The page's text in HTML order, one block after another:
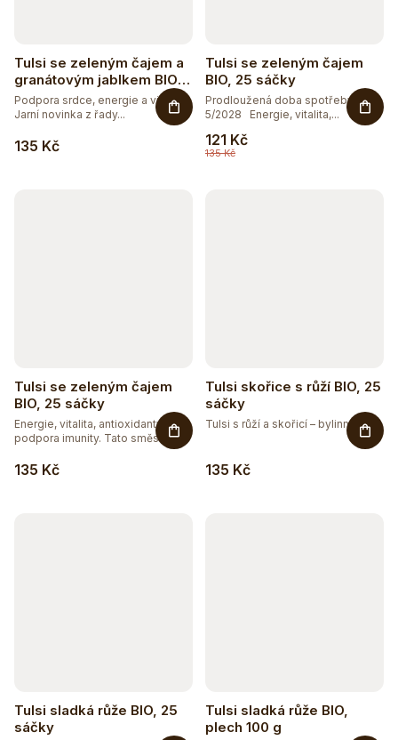
Tulsi se zeleným čajem a
granátovým jablkem BIO,
25 sáčky
135 Kč
Podpora srdce, energie a vitality.
Jarní novinka z řady...
Tulsi se zeleným čajem
BIO, 25 sáčky
135 Kč
121 Kč
Prodloužená doba spotřeby
5/2028 Energie, vitalita,...
Tulsi se zeleným čajem
BIO, 25 sáčky
135 Kč
Energie, vitalita, antioxidanty a
podpora imunity. Tato směs...
Tulsi skořice s růží BIO, 25
sáčky
135 Kč
Tulsi s růží a skořicí – bylinný...
Tulsi sladká růže BIO, 25
sáčky
Tulsi sladká růže BIO,
plech 100 g